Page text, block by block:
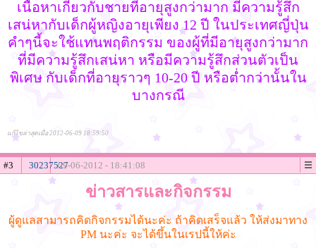
เนื้อหาเกี่ยวกับชายที่อายุสูงกว่ามาก มีความรู้สึก
เสน่หากับเด็กผู้หญิงอายุเพียง 12 ปี ในประเทศญี่ปุ่น
คำๆนี้จะใช้แทนพฤติกรรม ของผู้ที่มีอายุสูงกว่ามาก
ที่มีความรู้สึกเสน่หา หรือมีความรู้สึกส่วนตัวเป็น
พิเศษ กับเด็กที่อายุราวๆ 10-20 ปี หรือต่ำกว่านั้นใน
บางกรณี
แก้ไขล่าสุดเมื่อ 2012-06-09 18:59:50
#3 3023752709-06-2012 - 18:41:08
ข่าวสารและกิจกรรม
ผู้ดูแลสามารถคิดกิจกรรมได้นะค่ะ ถ้าคิดเสร็จแล้ว ให้ส่งมาทาง
PM นะค่ะ จะได้ขึ้นในเรปนี้ให้ค่ะ